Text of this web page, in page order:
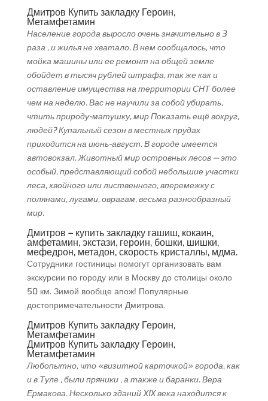
Дмитров Купить закладку Героин,
Метамфетамин
Население города выросло очень значительно в 3
раза , и жилья не хватало. В нем сообщалось, что
мойка машины или ее ремонт на общей земле
обойдет в тысяч рублей штрафа, так же как и
оставление имущества на территории СНТ более
чем на неделю. Вас не научили за собой убирать,
чтить природу-матушку, мир Показать ещё вокруг,
людей? Купальный сезон в местных прудах
приходится на июнь-август. В городе имеется
автовокзал. Животный мир островных лесов — это
особый, представляющий собой небольшие участки
леса, хвойного или лиственного, вперемежку с
полянами, лугами, оврагам, весьма разнообразный
мир.
Дмитров – купить закладку гашиш, кокаин,
амфетамин, экстази, героин, бошки, шишки,
мефедрон, метадон, скорость кристаллы, мдма.
Сотрудники гостиницы помогут организовать вам
экскурсии по городу или в Москву до столицы около
50 км. Зимой вообще апож! Популярные
достопримечательности Дмитрова.
Дмитров Купить закладку Героин,
Метамфетамин
Дмитров Купить закладку Героин,
Метамфетамин
Любопытно, что «визитной карточкой» города, как
и в Туле , были пряники , а также и баранки. Вера
Ермакова. Несколько зданий XIX века находится к